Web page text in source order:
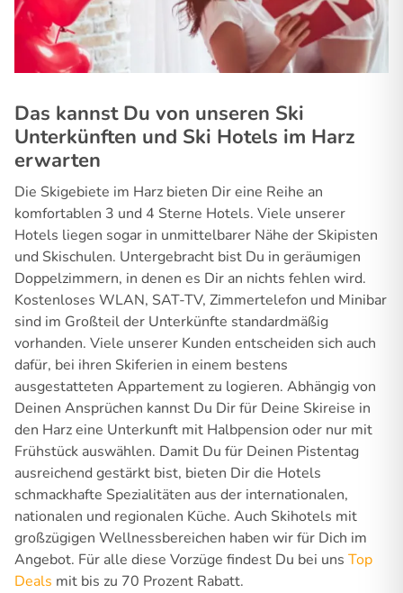
Das kannst Du von unseren Ski
Unterkünften und Ski Hotels im Harz
erwarten
Die Skigebiete im Harz bieten Dir eine Reihe an
komfortablen 3 und 4 Sterne Hotels. Viele unserer
Hotels liegen sogar in unmittelbarer Nähe der Skipisten
und Skischulen. Untergebracht bist Du in geräumigen
Doppelzimmern, in denen es Dir an nichts fehlen wird.
Kostenloses WLAN, SAT-TV, Zimmertelefon und Minibar
sind im Großteil der Unterkünfte standardmäßig
vorhanden. Viele unserer Kunden entscheiden sich auch
dafür, bei ihren Skiferien in einem bestens
ausgestatteten Appartement zu logieren. Abhängig von
Deinen Ansprüchen kannst Du Dir für Deine Skireise in
den Harz eine Unterkunft mit Halbpension oder nur mit
Frühstück auswählen. Damit Du für Deinen Pistentag
ausreichend gestärkt bist, bieten Dir die Hotels
schmackhafte Spezialitäten aus der internationalen,
nationalen und regionalen Küche. Auch Skihotels mit
großzügigen Wellnessbereichen haben wir für Dich im
Angebot. Für alle diese Vorzüge findest Du bei uns Top
Deals mit bis zu 70 Prozent Rabatt.